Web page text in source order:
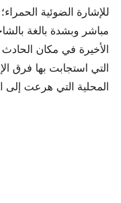
للإشارة الضوئية
مباشر وبشدة بالغة
الأخيرة في مكان
التي استجابت بها فرق
المحلية التي هرعت إلى